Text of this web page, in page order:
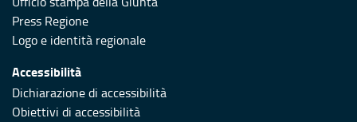
Press Regione
Logo e identità regionale
Accessibilità
Dichiarazione di accessibilità
Obiettivi di accessibilità